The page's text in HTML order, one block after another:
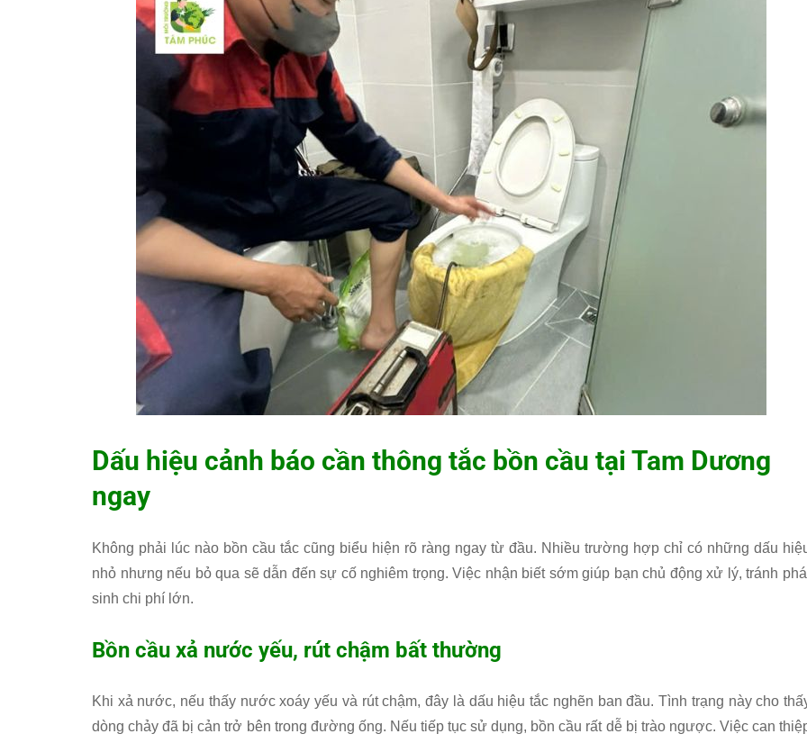
Dấu hiệu cảnh báo cần thông tắc bồn cầu tại Tam Dương
ngay
Không phải lúc nào bồn cầu tắc cũng biểu hiện rõ ràng ngay từ đầu. Nhiều trường hợp chỉ có những dấu
nhỏ nhưng nếu bỏ qua sẽ dẫn đến sự cố nghiêm trọng. Việc nhận biết sớm giúp bạn chủ động xử lý, tránh
sinh chi phí lớn.
Bồn cầu xả nước yếu, rút chậm bất thường
Khi xả nước, nếu thấy nước xoáy yếu và rút chậm, đây là dấu hiệu tắc nghẽn ban đầu. Tình trạng này cho
dòng chảy đã bị cản trở bên trong đường ống. Nếu tiếp tục sử dụng, bồn cầu rất dễ bị trào ngược. Việc can